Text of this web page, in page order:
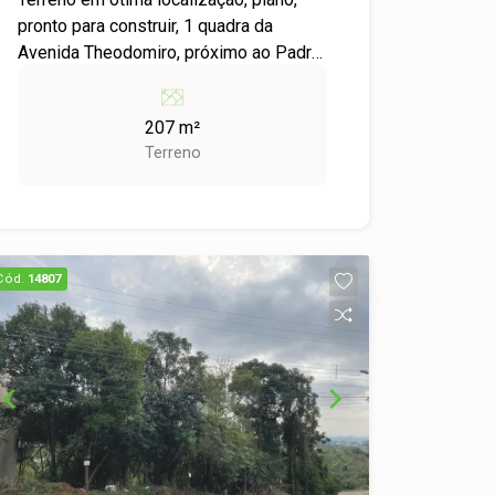
pronto para construir, 1 quadra da
Avenida Theodomiro, próximo ao Padre
Leopoldo. Agende sua visita e confira.
207 m²
Terreno
14807